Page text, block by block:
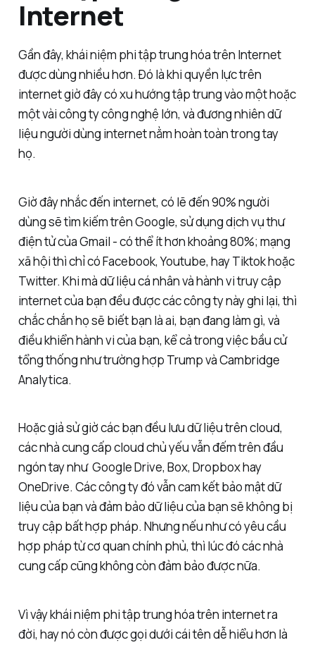
Internet
Gần đây, khái niệm phi tập trung hóa trên Internet
được dùng nhiều hơn. Đó là khi quyền lực trên
internet giờ đây có xu hướng tập trung vào một hoặc
một vài công ty công nghệ lớn, và đương nhiên dữ
liệu người dùng internet nằm hoàn toàn trong tay
họ.
Giờ đây nhắc đến internet, có lẽ đến 90% người
dùng sẽ tìm kiếm trên Google, sử dụng dịch vụ thư
điện tử của Gmail - có thể ít hơn khoảng 80%; mạng
xã hội thì chỉ có Facebook, Youtube, hay Tiktok hoặc
Twitter. Khi mà dữ liệu cá nhân và hành vi truy cập
internet của bạn đều được các công ty này ghi lại, thì
chắc chắn họ sẽ biết bạn là ai, bạn đang làm gì, và
điều khiển hành vi của bạn, kể cả trong việc bầu cử
tổng thống như trường hợp Trump và Cambridge
Analytica.
Hoặc giả sử giờ các bạn đều lưu dữ liệu trên cloud,
các nhà cung cấp cloud chủ yếu vẫn đếm trên đầu
ngón tay như Google Drive, Box, Dropbox hay
OneDrive. Các công ty đó vẫn cam kết bảo mật dữ
liệu của bạn và đảm bảo dữ liệu của bạn sẽ không bị
truy cập bất hợp pháp. Nhưng nếu như có yêu cầu
hợp pháp từ cơ quan chính phủ, thì lúc đó các nhà
cung cấp cũng không còn đảm bảo được nữa.
Vì vậy khái niệm phi tập trung hóa trên internet ra
đời, hay nó còn được gọi dưới cái tên dễ hiểu hơn là